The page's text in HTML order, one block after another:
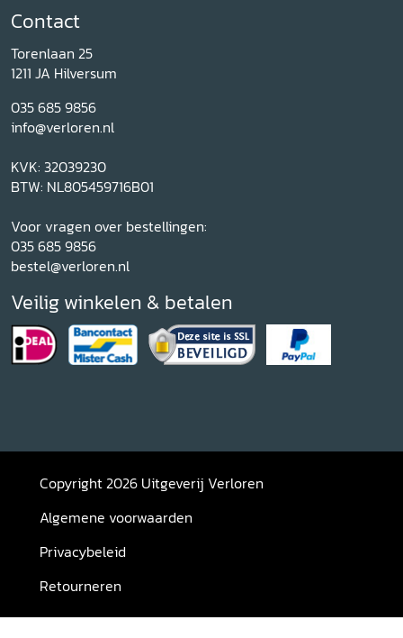
Contact
Torenlaan 25
1211 JA Hilversum
035 685 9856
info@verloren.nl
KVK: 32039230
BTW: NL805459716B01
Voor vragen over bestellingen:
035 685 9856
bestel@verloren.nl
Veilig winkelen & betalen
Copyright 2026 Uitgeverij Verloren
Algemene voorwaarden
Privacybeleid
Retourneren